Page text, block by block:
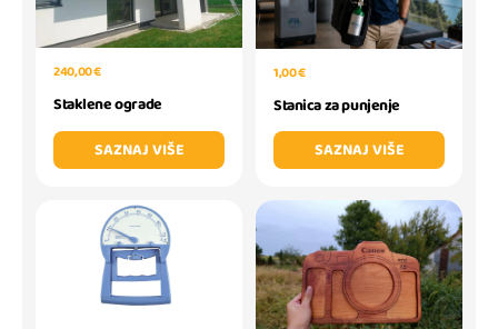
240,00 €
Staklene ograde
SAZNAJ VIŠE
1,00 €
Stanica za punjenje
SAZNAJ VIŠE